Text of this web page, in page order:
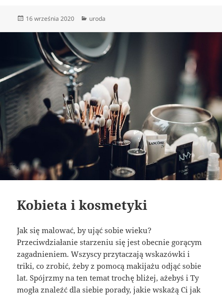
Data
16 września 2020 Kategorie
uroda
Kobieta i kosmetyki
Jak się malować, by ująć sobie wieku?
Przeciwdziałanie starzeniu się jest obecnie gorącym
zagadnieniem. Wszyscy przytaczają wskazówki i
triki, co zrobić, żeby z pomocą makijażu odjąć sobie
lat. Spójrzmy na ten temat trochę bliżej, ażebyś i Ty
mogła znaleźć dla siebie porady, jakie wskażą Ci jak